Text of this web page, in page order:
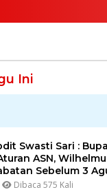
Ini
Swasti Sari :
ASN,
Sebelum 3
Dibaca 575 Kali